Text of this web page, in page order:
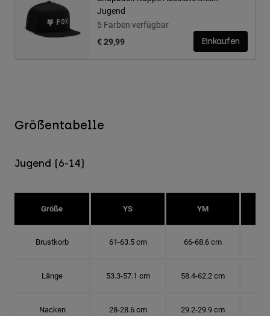
Jugend
5 Farben verfügbar
€ 29,99
Einkaufen
Größentabelle
Jugend (6-14)
Größe YS YM
Brustkorb 61-63.5 cm 66-68.6 cm
Länge 53.3-57.1 cm 58.4-62.2 cm
Nacken 28-28.6 cm 29.2-29.9 cm